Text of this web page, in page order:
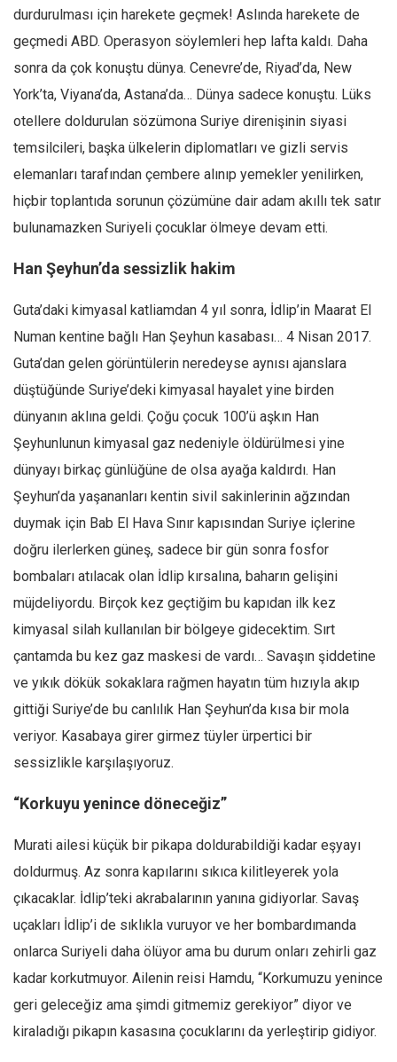
Kitap
Karisi kitap sualleri
7 soruda bu hafta
Ekonomi
Spor
Manzara
Sağlık
Gıda-Beslenme
Türkiye
Siyaset
Dünya
Avrupa
Asya
Afrika
İslam Dünyası
Amerika
Avustralya
Tarih
Dosyalar
durdurulması için harekete geçmek! Aslında harekete de
geçmedi ABD. Operasyon söylemleri hep lafta kaldı. Daha
sonra da çok konuştu dünya. Cenevre’de, Riyad’da, New
York’ta, Viyana’da, Astana’da… Dünya sadece konuştu. Lüks
otellere doldurulan sözümona Suriye direnişinin siyasi
temsilcileri, başka ülkelerin diplomatları ve gizli servis
elemanları tarafından çembere alınıp yemekler yenilirken,
hiçbir toplantıda sorunun çözümüne dair adam akıllı tek satır
bulunamazken Suriyeli çocuklar ölmeye devam etti.
Han Şeyhun’da sessizlik hakim
Guta’daki kimyasal katliamdan 4 yıl sonra, İdlip’in Maarat El
Numan kentine bağlı Han Şeyhun kasabası… 4 Nisan 2017.
Guta’dan gelen görüntülerin neredeyse aynısı ajanslara
düştüğünde Suriye’deki kimyasal hayalet yine birden
dünyanın aklına geldi. Çoğu çocuk 100’ü aşkın Han
Şeyhunlunun kimyasal gaz nedeniyle öldürülmesi yine
dünyayı birkaç günlüğüne de olsa ayağa kaldırdı. Han
Şeyhun’da yaşananları kentin sivil sakinlerinin ağzından
duymak için Bab El Hava Sınır kapısından Suriye içlerine
doğru ilerlerken güneş, sadece bir gün sonra fosfor
bombaları atılacak olan İdlip kırsalına, baharın gelişini
müjdeliyordu. Birçok kez geçtiğim bu kapıdan ilk kez
kimyasal silah kullanılan bir bölgeye gidecektim. Sırt
çantamda bu kez gaz maskesi de vardı… Savaşın şiddetine
ve yıkık dökük sokaklara rağmen hayatın tüm hızıyla akıp
gittiği Suriye’de bu canlılık Han Şeyhun’da kısa bir mola
veriyor. Kasabaya girer girmez tüyler ürpertici bir
sessizlikle karşılaşıyoruz.
“Korkuyu yenince döneceğiz”
Murati ailesi küçük bir pikapa doldurabildiği kadar eşyayı
doldurmuş. Az sonra kapılarını sıkıca kilitleyerek yola
çıkacaklar. İdlip’teki akrabalarının yanına gidiyorlar. Savaş
uçakları İdlip’i de sıklıkla vuruyor ve her bombardımanda
onlarca Suriyeli daha ölüyor ama bu durum onları zehirli gaz
kadar korkutmuyor. Ailenin reisi Hamdu, “Korkumuzu yenince
geri geleceğiz ama şimdi gitmemiz gerekiyor” diyor ve
kiraladığı pikapın kasasına çocuklarını da yerleştirip gidiyor.